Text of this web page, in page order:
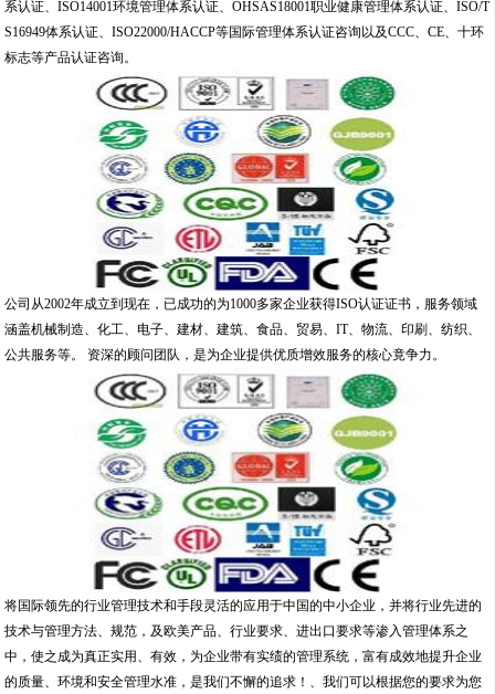
系认证、ISO14001环境管理体系认证、OHSAS18001职业健康管理体系认证、ISO/T
S16949体系认证、ISO22000/HACCP等国际管理体系认证咨询以及CCC、CE、十环
标志等产品认证咨询。
公司从2002年成立到现在，已成功的为1000多家企业获得ISO认证证书，服务领域
涵盖机械制造、化工、电子、建材、建筑、食品、贸易、IT、物流、印刷、纺织、
公共服务等。 资深的顾问团队，是为企业提供优质增效服务的核心竟争力。
将国际领先的行业管理技术和手段灵活的应用于中国的中小企业，并将行业先进的
技术与管理方法、规范，及欧美产品、行业要求、进出口要求等渗入管理体系之
中，使之成为真正实用、有效，为企业带有实绩的管理系统，富有成效地提升企业
的质量、环境和安全管理水准，是我们不懈的追求！、我们可以根据您的要求为您